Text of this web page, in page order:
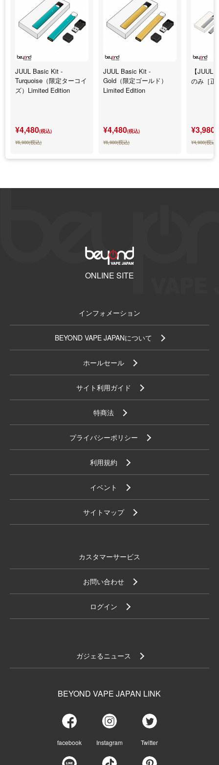
JUUL Basic Kit -
Turquoise（限定ターコイ
ズ）Limited Edition
¥4,480(税込)
¥6,980(税込)
JUUL Basic Kit -
Gold（限定ゴールド）
Limited Edition
¥4,480(税込)
¥6,980(税込)
【JUUL
のみ［正
¥3,980
¥4,980(税込)
ONLINE SITE
インフォメーション
BEYOND VAPE JAPANについて
ホールセール
サイト利用ガイド
特商法
プライバシーポリシー
利用規約
イベント
サイトマップ
カスタマーサービス
お問い合わせ
ログイン
ガジェるニュース
BEYOND VAPE JAPAN LINK
facebook Instagram Twitter